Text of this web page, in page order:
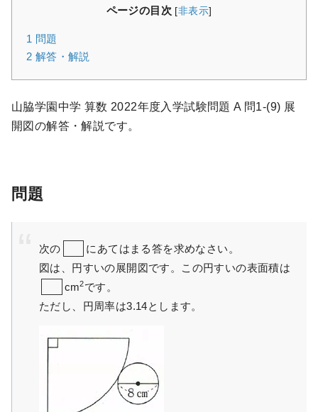
ページの目次 [非表示]
1 問題
2 解答・解説
山脇学園中学 算数 2022年度入学試験問題 A 問1-(9) 展
開図の解答・解説です。
問題
次の
にあてはまる答を求めなさい。
図は、円すいの展開図です。この円すいの表面積は
cm2です。
ただし、円周率は3.14とします。